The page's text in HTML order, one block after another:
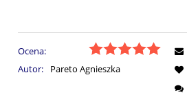
Ocena:
Autor:
Pareto Agnieszka